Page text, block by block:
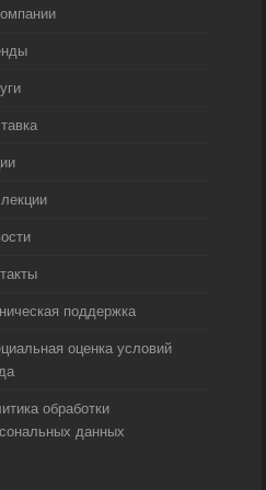
поддержка
оценка условий
обработки
данных